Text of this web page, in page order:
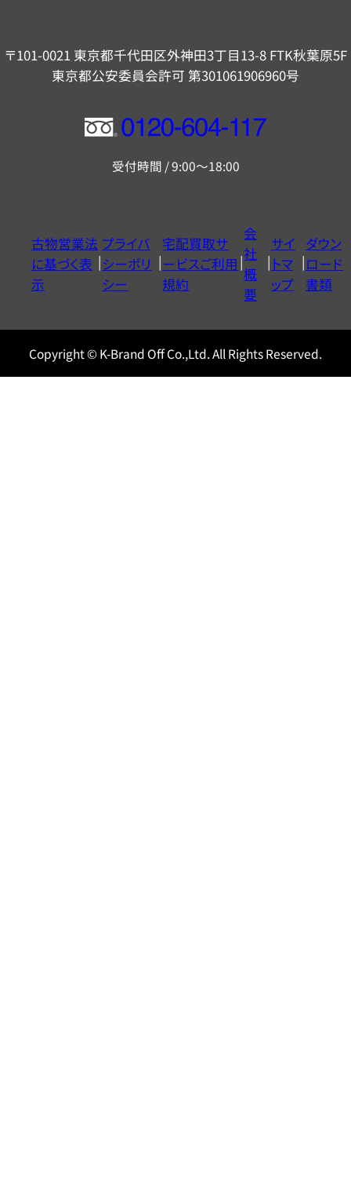
〒101-0021 東京都千代田区外神田3丁目13-8 FTK秋葉原5F
東京都公安委員会許可 第301061906960号
フ
ー
ヤ
ル
0120604117
受付時間 / 9:00～18:00
古物営業法
に基づく表
示
プライバ
シーポリ
シー
宅配買取サ
ービスご利用
規約
会
社
概
要
サイ
トマ
ップ
ダウン
ロード
書類
Copyright © K-Brand Off Co.,Ltd. All Rights Reserved.